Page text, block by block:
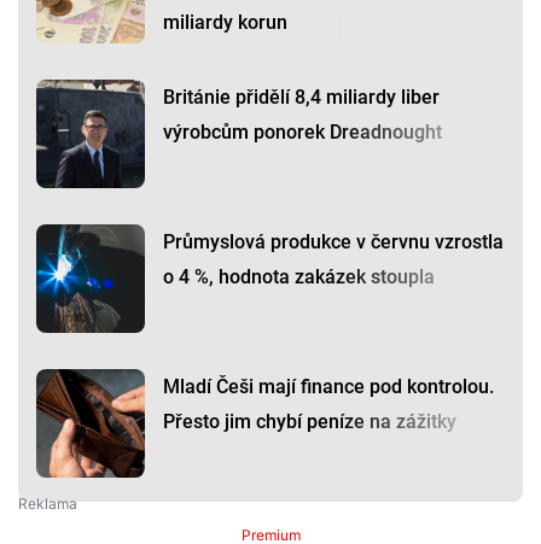
miliardy korun
Británie přidělí 8,4 miliardy liber
výrobcům ponorek Dreadnought
Průmyslová produkce v červnu vzrostla
o 4 %, hodnota zakázek stoupla
Mladí Češi mají finance pod kontrolou.
Přesto jim chybí peníze na zážitky
Premium